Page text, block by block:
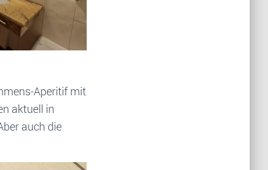
Aperitif mit
aktuell in
auch die